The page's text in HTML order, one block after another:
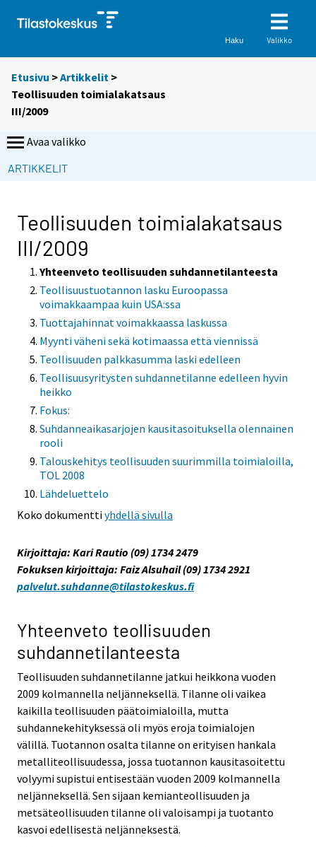
Haku Valikko
Etusivu >Artikkelit >
Teollisuuden toimialakatsaus
III/2009
Avaa valikko
ARTIKKELIT
Teollisuuden toimialakatsaus
III/2009
Yhteenveto teollisuuden suhdannetilanteesta
Teollisuustuotannon lasku Euroopassa
voimakkaampaa kuin USA:ssa
Tuottajahinnat voimakkaassa laskussa
Myynti väheni sekä kotimaassa että viennissä
Teollisuuden palkkasumma laski edelleen
Teollisuusyritysten suhdannetilanne edelleen hyvin
heikko
Fokus:
Suhdanneaikasarjojen kausitasoituksella olennainen
rooli
Talouskehitys teollisuuden suurimmilla toimialoilla,
TOL 2008
Lähdeluettelo
Koko dokumenttiyhdellä sivulla
Kirjoittaja: Kari Rautio (09) 1734 2479
Fokuksen kirjoittaja: Faiz Alsuhail (09) 1734 2921
palvelut.suhdanne@tilastokeskus.fi
Yhteenveto teollisuuden
suhdannetilanteesta
Teollisuuden suhdannetilanne jatkui heikkona vuoden
2009 kolmannella neljänneksellä. Tilanne oli vaikea
kaikilla teollisuuden päätoimialoilla, mutta
suhdannekehityksessä oli myös eroja toimialojen
välillä. Tuotannon osalta tilanne on erityisen hankala
metalliteollisuudessa, jossa tuotannon kausitasoitettu
volyymi supistui entisestään vuoden 2009 kolmannella
neljänneksellä. Sen sijaan kemianteollisuuden ja
metsäteollisuuden tilanne oli valoisampi ja tuotanto
kasvoi edellisestä neljänneksestä.